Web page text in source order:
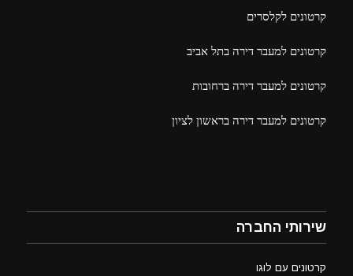
קרטונים לקלסרים
קרטונים למעבר דירה בתל אביב
קרטונים למעבר דירה ברחובות
קרטונים למעבר דירה בראשון לציון
שירותי החברה
קרטונים עם לוגו